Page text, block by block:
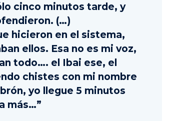
cinco minutos tarde, y
(…)
hicieron en el sistema,
ellos. Esa no es mi voz,
todo…. el Ibai ese, el
chistes con mi nombre
yo llegue 5 minutos
más…”